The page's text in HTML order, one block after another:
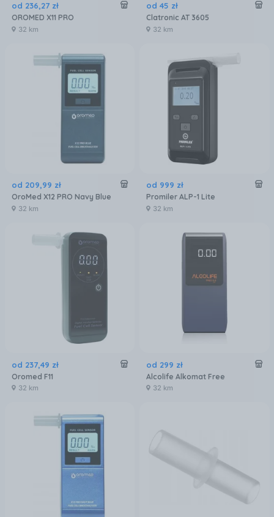
od 236,27 zł
OROMED X11 PRO
32 km
od 45 zł
Clatronic AT 3605
32 km
od 209,99 zł
OroMed X12 PRO Navy Blue
32 km
od 999 zł
Promiler ALP-1 Lite
32 km
od 237,49 zł
Oromed F11
32 km
od 299 zł
Alcolife Alkomat Free
32 km